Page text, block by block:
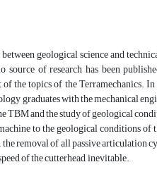
geological science and
of research has been
the topics of the Terramechanics.
graduates with the mechanical
and the study of geological
to the geological conditions of
removal of all passive articulation
of the cutterhead, inevitable.